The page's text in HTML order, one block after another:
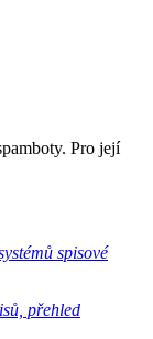
Pro její
spisové
přehled